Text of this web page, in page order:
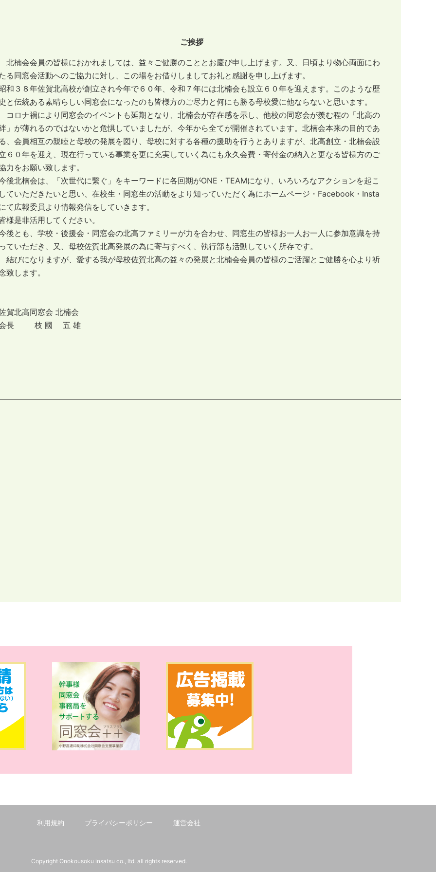
ご挨拶
楠会会員の皆様におかれましては、益々ご健勝のこととお慶び申し上げます。又、日頃より物心両面にわ
る同窓会活動へのご協力に対し、この場をお借りしましてお礼と感謝を申し上げます。
和３８年佐賀北高校が創立され今年で６０年、令和７年には北楠会も設立６０年を迎えます。このような歴
と伝統ある素晴らしい同窓会になったのも皆様方のご尽力と何にも勝る母校愛に他ならないと思います。
ロナ禍により同窓会のイベントも延期となり、北楠会が存在感を示し、他校の同窓会が羨む程の「北高の
」が薄れるのではないかと危惧していましたが、今年から全てが開催されています。北楠会本来の目的であ
、会員相互の親睦と母校の発展を図り、母校に対する各種の援助を行うとありますが、北高創立・北楠会設
６０年を迎え、現在行っている事業を更に充実していく為にも永久会費・寄付金の納入と更なる皆様方のご
力をお願い致します。
後北楠会は、「次世代に繫ぐ」をキーワードに各回期がONE・TEAMになり、いろいろなアクションを起こ
ていただきたいと思い、在校生・同窓生の活動をより知っていただく為にホームページ・Facebook・Insta
て広報委員より情報発信をしていきます。
様是非活用してください。
後とも、学校・後援会・同窓会の北高ファミリーが力を合わせ、同窓生の皆様お一人お一人に参加意識を持
ていただき、又、母校佐賀北高発展の為に寄与すべく、執行部も活動していく所存です。
びになりますが、愛する我が母校佐賀北高の益々の発展と北楠会会員の皆様のご活躍とご健勝を心より祈
致します。
賀北高同窓会 北楠会
長 枝 國 五 雄
利用規約 プライバシーポリシー 運営会社
Copyright Onokousoku insatsu co., ltd. all rights reserved.